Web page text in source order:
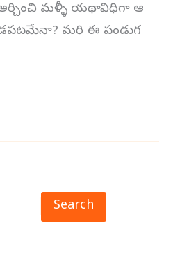
అర్చించి మళ్ళీ యథావిధిగా ఆ
మరి ఈ పండుగ
Search